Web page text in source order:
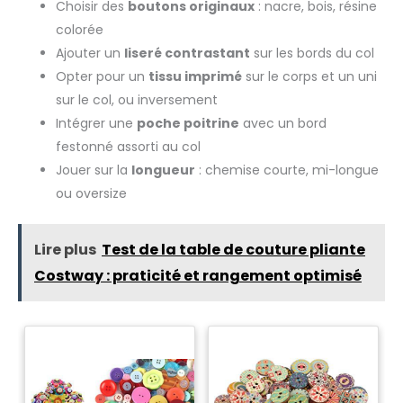
touche artistique et
décorative. Contenu du coffret
Grâce à leur polyvalence et à
leur capacité à se dissoudre
dans l'eau, créez facilement
des broderies tendance.
Choisir des boutons originaux : nacre, bois, résine
colorée
Ajouter un liseré contrastant sur les bords du col
Opter pour un tissu imprimé sur le corps et un uni
sur le col, ou inversement
Intégrer une poche poitrine avec un bord
festonné assorti au col
Jouer sur la longueur : chemise courte, mi-longue
ou oversize
Lire plus Test de la table de couture pliante
Costway : praticité et rangement optimisé